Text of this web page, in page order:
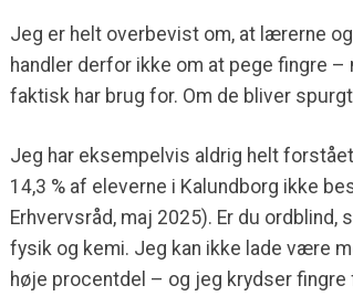
Jeg er helt overbevist om, at lærerne
handler derfor ikke om at pege fingre
faktisk har brug for. Om de bliver spurgt
Jeg har eksempelvis aldrig helt
14,3 % af eleverne i Kalundborg ikke
Erhvervsråd, maj 2025). Er du
fysik og kemi. Jeg kan ikke lade være
høje procentdel – og jeg krydser